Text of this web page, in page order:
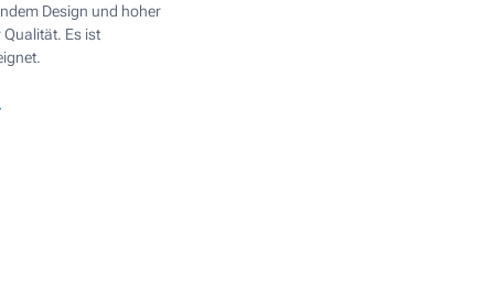
Design und hoher
Es ist